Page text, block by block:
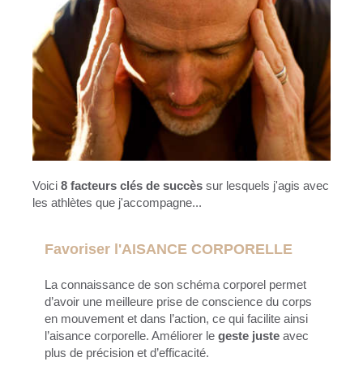
Voici 8 facteurs clés de succès sur lesquels j'agis avec
les athlètes que j'accompagne...
Favoriser l'AISANCE CORPORELLE
La connaissance de son schéma corporel permet
d’avoir une meilleure prise de conscience du corps
en mouvement et dans l’action, ce qui facilite ainsi
l’aisance corporelle. Améliorer le geste juste avec
plus de précision et d’efficacité.